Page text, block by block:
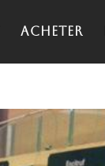
Acheter